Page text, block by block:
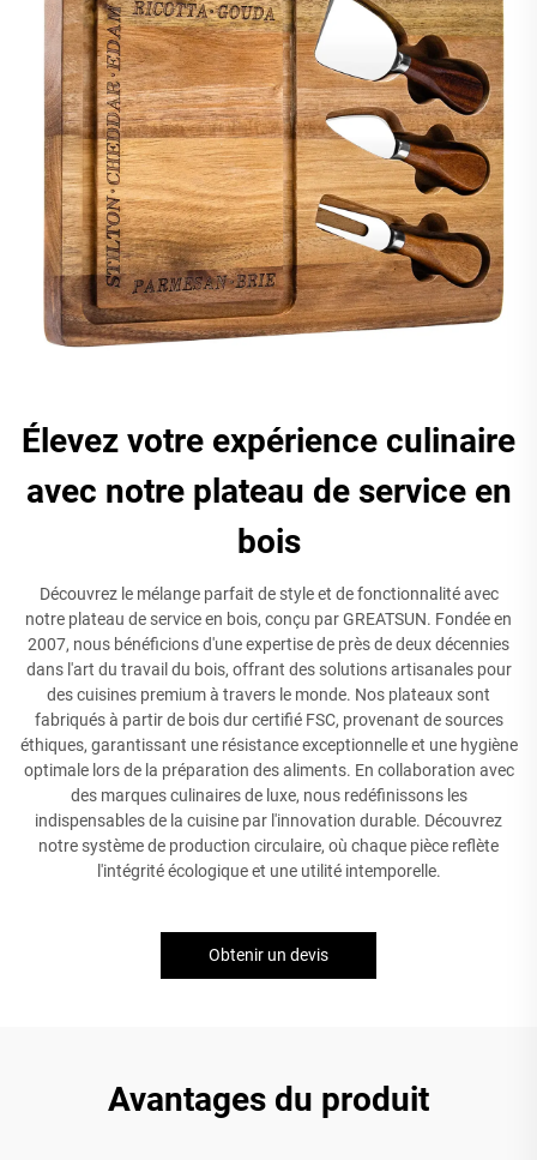
Élevez votre expérience culinaire
avec notre plateau de service en
bois
Découvrez le mélange parfait de style et de fonctionnalité avec
notre plateau de service en bois, conçu par GREATSUN. Fondée en
2007, nous bénéficions d'une expertise de près de deux décennies
dans l'art du travail du bois, offrant des solutions artisanales pour
des cuisines premium à travers le monde. Nos plateaux sont
fabriqués à partir de bois dur certifié FSC, provenant de sources
éthiques, garantissant une résistance exceptionnelle et une hygiène
optimale lors de la préparation des aliments. En collaboration avec
des marques culinaires de luxe, nous redéfinissons les
indispensables de la cuisine par l'innovation durable. Découvrez
notre système de production circulaire, où chaque pièce reflète
l'intégrité écologique et une utilité intemporelle.
Obtenir un devis
Avantages du produit